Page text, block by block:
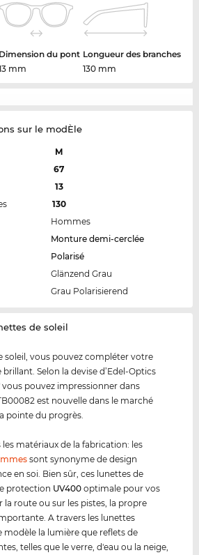
Dimension du pont
mm
Longueur des branches
130 mm
sur le modÈle
M
67
13
130
Hommes
Monture demi-cerclée
Polarisé
Glänzend Grau
Grau Polarisierend
de soleil
soleil, vous pouvez compléter votre
brillant. Selon la devise d’Edel-Optics
vous pouvez impressionner dans
est nouvelle dans le marché
pointe du progrès.
matériaux de la fabrication: les
sont synonyme de design
en soi. Bien sûr, ces lunettes de
protection UV400 optimale pour vos
la route ou sur les pistes, la propre
A travers les lunettes
modèle la lumière que reflets de
telles que le verre, d'eau ou la neige,